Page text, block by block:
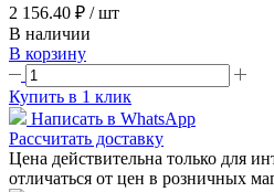
2 156.40 ₽ / шт
В наличии
В корзину
Купить в 1 клик
Написать в WhatsApp
Рассчитать доставку
Цена действительна только для
отличаться от цен в розничных